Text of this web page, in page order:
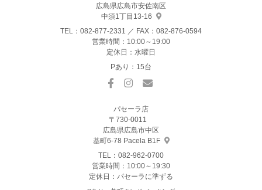
広島県広島市安佐南区
中須1丁目13-16
TEL： 082-877-2331
／ FAX：082-876-0594
営業時間：10:00～19:00
定休日：水曜日
Pあり：15台
パセーラ店
〒730-0011
広島県広島市中区
基町6-78 Pacela B1F
TEL： 082-962-0700
営業時間：10:00～19:30
定休日：パセーラに準ずる